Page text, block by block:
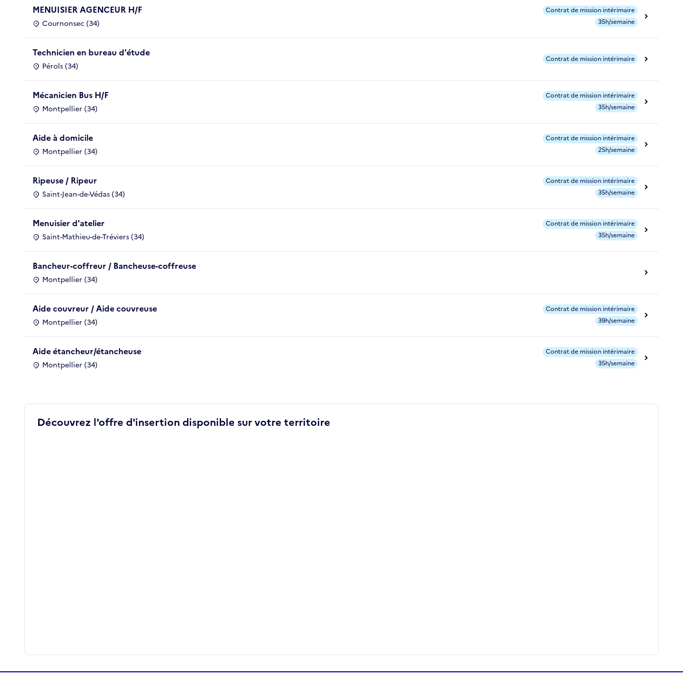
MENUISIER AGENCEUR H/F
Cournonsec (34)
Contrat de mission intérimaire
35h/semaine
Technicien en bureau d'étude
Pérols (34)
Contrat de mission intérimaire
Mécanicien Bus H/F
Montpellier (34)
Contrat de mission intérimaire
35h/semaine
Aide à domicile
Montpellier (34)
Contrat de mission intérimaire
25h/semaine
Ripeuse / Ripeur
Saint-Jean-de-Védas (34)
Contrat de mission intérimaire
35h/semaine
Menuisier d'atelier
Saint-Mathieu-de-Tréviers (34)
Contrat de mission intérimaire
35h/semaine
Bancheur-coffreur / Bancheuse-coffreuse
Montpellier (34)
Aide couvreur / Aide couvreuse
Montpellier (34)
Contrat de mission intérimaire
39h/semaine
Aide étancheur/étancheuse
Montpellier (34)
Contrat de mission intérimaire
35h/semaine
Découvrez l'offre d'insertion disponible sur votre territoire